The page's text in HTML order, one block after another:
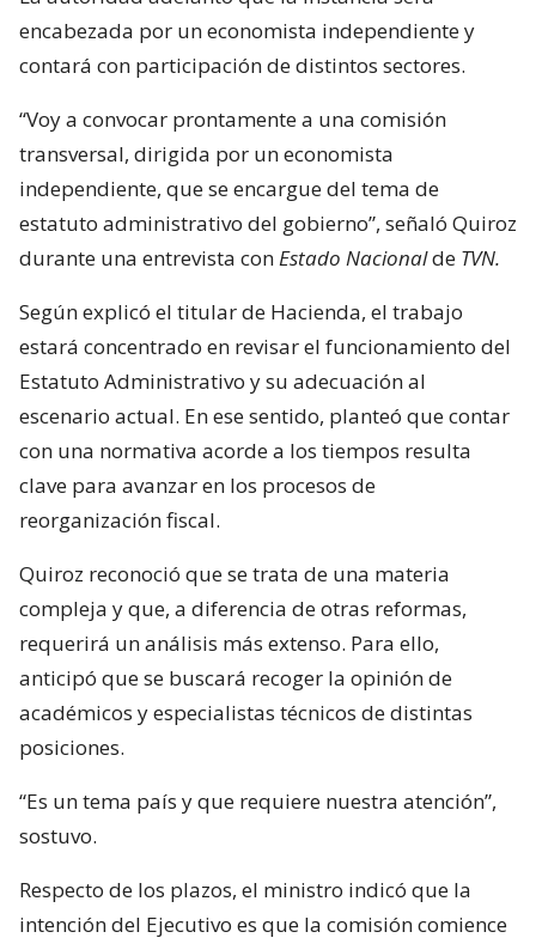
encabezada por un economista independiente y
contará con participación de distintos sectores.
“Voy a convocar prontamente a una comisión
transversal, dirigida por un economista
independiente, que se encargue del tema de
estatuto administrativo del gobierno”, señaló Quiroz
durante una entrevista conEstado Nacionalde TVN.
Según explicó el titular de Hacienda, el trabajo
estará concentrado en revisar el funcionamiento del
Estatuto Administrativo y su adecuación al
escenario actual. En ese sentido, planteó que contar
con una normativa acorde a los tiempos resulta
clave para avanzar en los procesos de
reorganización fiscal.
Quiroz reconoció que se trata de una materia
compleja y que, a diferencia de otras reformas,
requerirá un análisis más extenso. Para ello,
anticipó que se buscará recoger la opinión de
académicos y especialistas técnicos de distintas
posiciones.
“Es un tema país y que requiere nuestra atención”,
sostuvo.
Respecto de los plazos, el ministro indicó que la
intención del Ejecutivo es que la comisión comience